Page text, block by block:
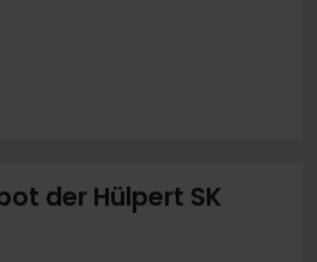
der Hülpert SK